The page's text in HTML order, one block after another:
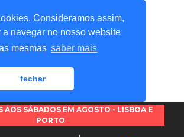
Consideramos assim,
navegar no nosso website
mesmas saber mais
fechar
AOS SÁBADOS EM AGOSTO - LISBOA E
PORTO